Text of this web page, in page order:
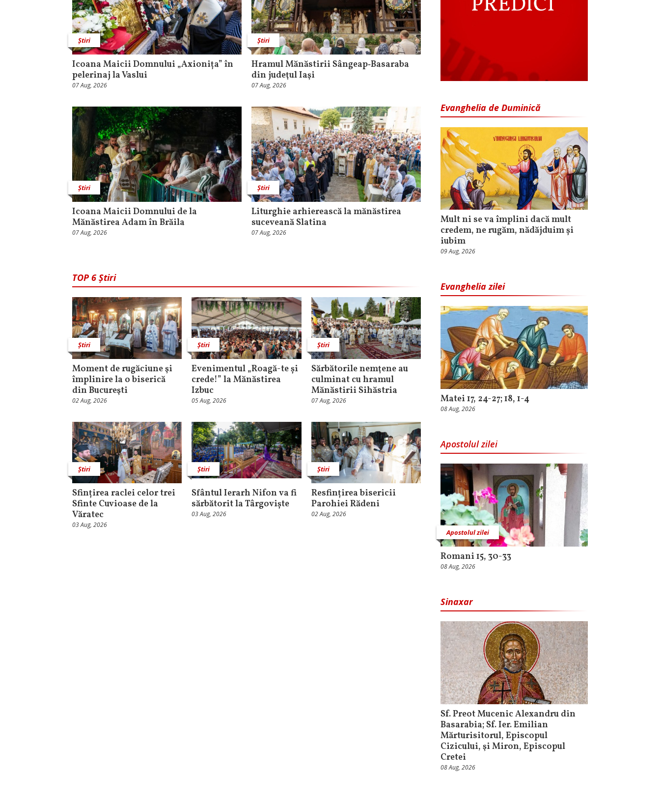
Știri
Icoana Maicii Domnului „Axionița” în
pelerinaj la Vaslui
07 Aug, 2026
Știri
Hramul Mănăstirii Sângeap‑Basaraba
din judeţul Iaşi
07 Aug, 2026
Știri
Icoana Maicii Domnului de la
Mănăstirea Adam în Brăila
07 Aug, 2026
Știri
Liturghie arhierească la mănăstirea
suceveană Slatina
07 Aug, 2026
TOP 6 Știri
Știri
Moment de rugăciune şi
împlinire la o biserică
din Bucureşti
02 Aug, 2026
Știri
Evenimentul „Roagă-te și
crede!” la Mănăstirea
Izbuc
05 Aug, 2026
Știri
Sărbătorile nemţene au
culminat cu hramul
Mănăstirii Sihăstria
07 Aug, 2026
Știri
Sfințirea raclei celor trei
Sfinte Cuvioase de la
Văratec
03 Aug, 2026
Știri
Sfântul Ierarh Nifon va fi
sărbătorit la Târgoviște
03 Aug, 2026
Știri
Resfințirea bisericii
Parohiei Rădeni
02 Aug, 2026
Evanghelia de Duminică
Mult ni se va împlini dacă mult
credem, ne rugăm, nădăjduim și
iubim
09 Aug, 2026
Evanghelia zilei
Matei 17, 24-27; 18, 1-4
08 Aug, 2026
Apostolul zilei
Apostolul zilei
Romani 15, 30-33
08 Aug, 2026
Sinaxar
Sf. Preot Mucenic Alexandru din
Basarabia; Sf. Ier. Emilian
Mărturisitorul, Episcopul
Cizicului, şi Miron, Episcopul
Cretei
08 Aug, 2026